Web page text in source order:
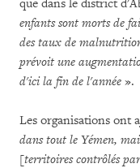
que dans le district
enfants sont morts de
des taux de
prévoit une
d'ici la fin de l'année ».
Les organisations ont
dans tout le Yémen,
[territoires contrôlés